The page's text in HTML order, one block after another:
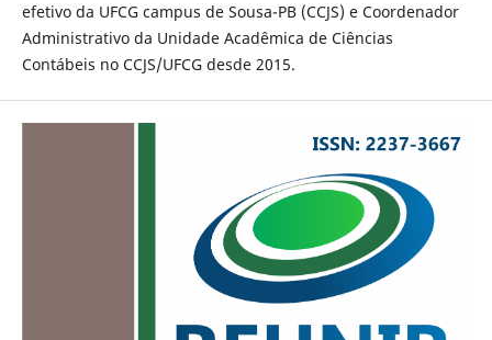
efetivo da UFCG campus de Sousa-PB (CCJS) e Coordenador
Administrativo da Unidade Acadêmica de Ciências
Contábeis no CCJS/UFCG desde 2015.